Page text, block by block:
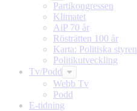
Partikongressen
Klimatet
AiP 70 år
Rösträtten 100 år
Karta: Politiska styren
Politikutveckling
Tv/Podd
Webb Tv
Podd
E-tidning